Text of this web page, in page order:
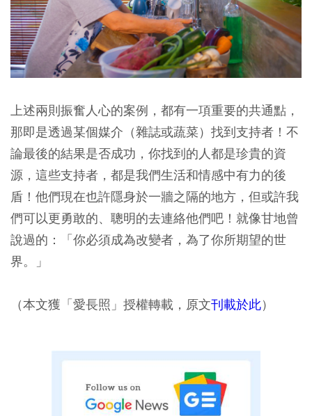
上述兩則振奮人心的案例，都有一項重要的共通點，
那即是透過某個媒介（雜誌或蔬菜）找到支持者！不
論最後的結果是否成功，你找到的人都是珍貴的資
源，這些支持者，都是我們生活和情感中有力的後
盾！他們現在也許隱身於一牆之隔的地方，但或許我
們可以更勇敢的、聰明的去連絡他們吧！就像甘地曾
說過的：「你必須成為改變者，為了你所期望的世
界。」
（本文獲「愛長照」授權轉載，原文刊載於此）